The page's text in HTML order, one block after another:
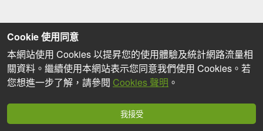
Cookie 使用同意
本網站使用 Cookies 以提昇您的使用體驗及統計網路流量相
關資料。繼續使用本網站表示您同意我們使用 Cookies。若
您想進一步了解，請參閱 Cookies 聲明 。
我接受